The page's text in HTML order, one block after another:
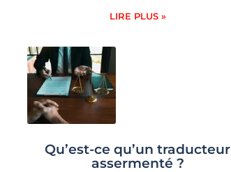
LIRE PLUS »
Qu’est-ce qu’un traducteur
assermenté ?